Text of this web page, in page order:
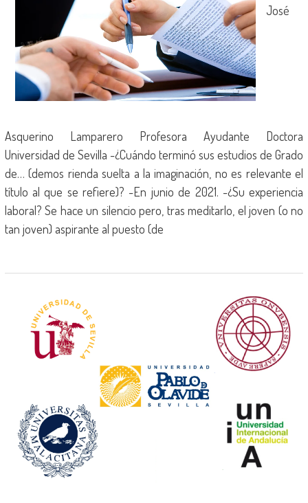
José
Asquerino Lamparero Profesora Ayudante Doctora
Universidad de Sevilla -¿Cuándo terminó sus estudios de Grado
de… (demos rienda suelta a la imaginación, no es relevante el
título al que se refiere)? -En junio de 2021. -¿Su experiencia
laboral? Se hace un silencio pero, tras meditarlo, el joven (o no
tan joven) aspirante al puesto (de